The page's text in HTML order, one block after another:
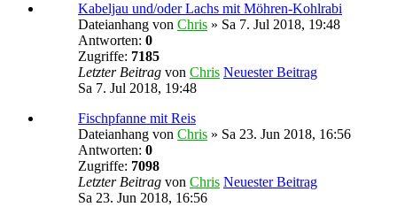
Kabeljau und/oder Lachs mit Möhren-Kohlrabi
Dateianhang von Chris » Sa 7. Jul 2018, 19:48
Antworten: 0
Zugriffe: 7185
Letzter Beitrag von Chris Neuester Beitrag
Sa 7. Jul 2018, 19:48
Fischpfanne mit Reis
Dateianhang von Chris » Sa 23. Jun 2018, 16:56
Antworten: 0
Zugriffe: 7098
Letzter Beitrag von Chris Neuester Beitrag
Sa 23. Jun 2018, 16:56